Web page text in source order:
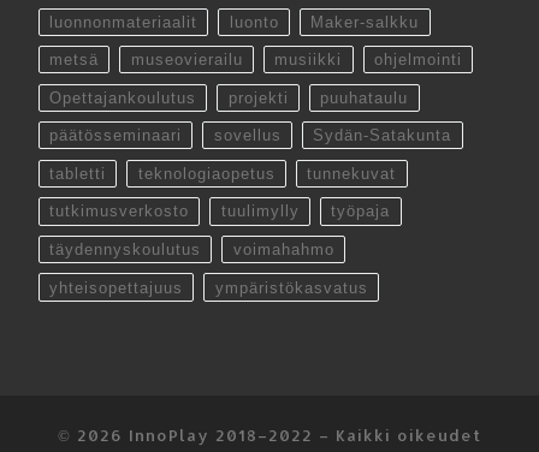
luonnonmateriaalit luonto Maker-salkku
metsä museovierailu musiikki ohjelmointi
Opettajankoulutus projekti puuhataulu
päätösseminaari sovellus Sydän-Satakunta
tabletti teknologiaopetus tunnekuvat
tutkimusverkosto tuulimylly työpaja
täydennyskoulutus voimahahmo
yhteisopettajuus ympäristökasvatus
© 2026 InnoPlay 2018–2022 – Kaikki oikeudet